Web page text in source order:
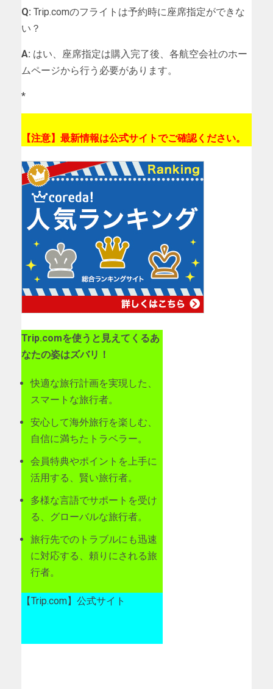
Q: Trip.comのフライトは予約時に座席指定ができな
い？
A: はい、座席指定は購入完了後、各航空会社のホー
ムページから行う必要があります。
*
【注意】最新情報は公式サイトでご確認ください。
Trip.comを使うと見えてくるあ
なたの姿はズバリ！
快適な旅行計画を実現した、
スマートな旅行者。
安心して海外旅行を楽しむ、
自信に満ちたトラベラー。
会員特典やポイントを上手に
活用する、賢い旅行者。
多様な言語でサポートを受け
る、グローバルな旅行者。
旅行先でのトラブルにも迅速
に対応する、頼りにされる旅
行者。
【Trip.com】公式サイト